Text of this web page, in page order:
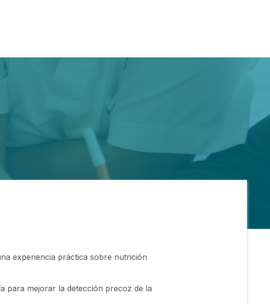
experiencia práctica sobre nutrición
para mejorar la detección precoz de la